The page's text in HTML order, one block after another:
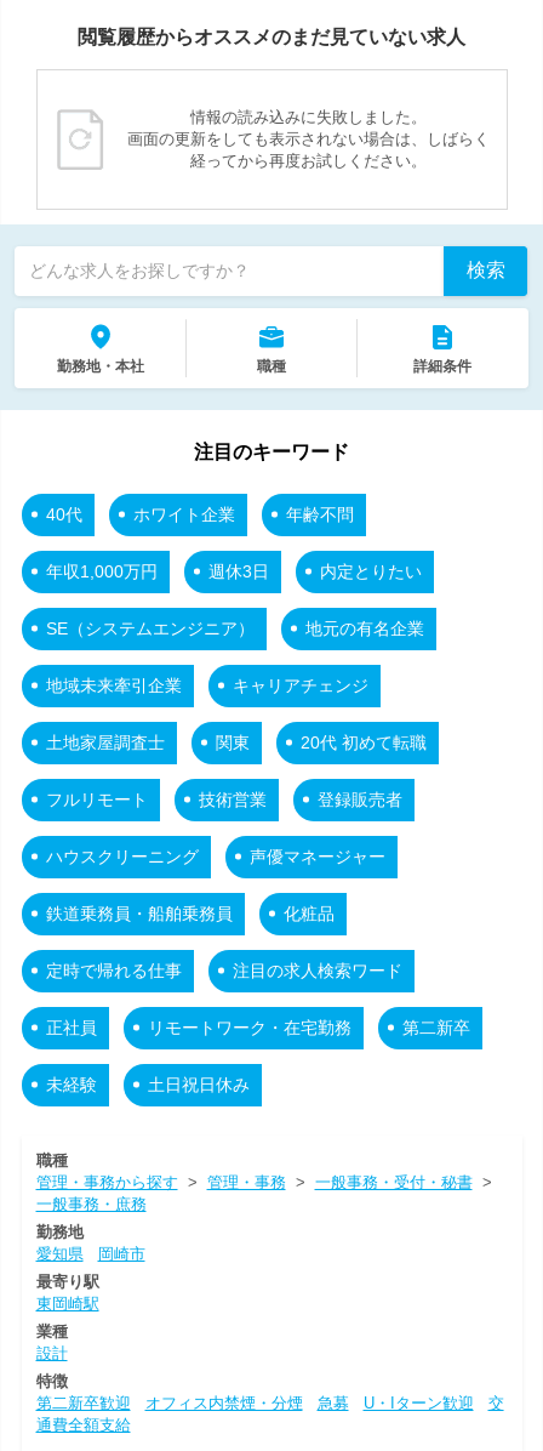
閲覧履歴からオススメのまだ見ていない求人
情報の読み込みに失敗しました。
画面の更新をしても表示されない場合は、しばらく
経ってから再度お試しください。
どんな求人をお探しですか？ 検索
勤務地・本社 職種 詳細条件
注目のキーワード
40代 ホワイト企業 年齢不問
年収1,000万円 週休3日 内定とりたい
SE（システムエンジニア） 地元の有名企業
地域未来牽引企業 キャリアチェンジ
土地家屋調査士 関東 20代 初めて転職
フルリモート 技術営業 登録販売者
ハウスクリーニング 声優マネージャー
鉄道乗務員・船舶乗務員 化粧品
定時で帰れる仕事 注目の求人検索ワード
正社員 リモートワーク・在宅勤務 第二新卒
未経験 土日祝日休み
職種
管理・事務から探す > 管理・事務> 一般事務・受付・秘書>
一般事務・庶務
勤務地
愛知県
岡崎市
最寄り駅
東岡崎駅
業種
設計
特徴
第二新卒歓迎
オフィス内禁煙・分煙 急募 U・Iターン歓迎
交
通費全額支給